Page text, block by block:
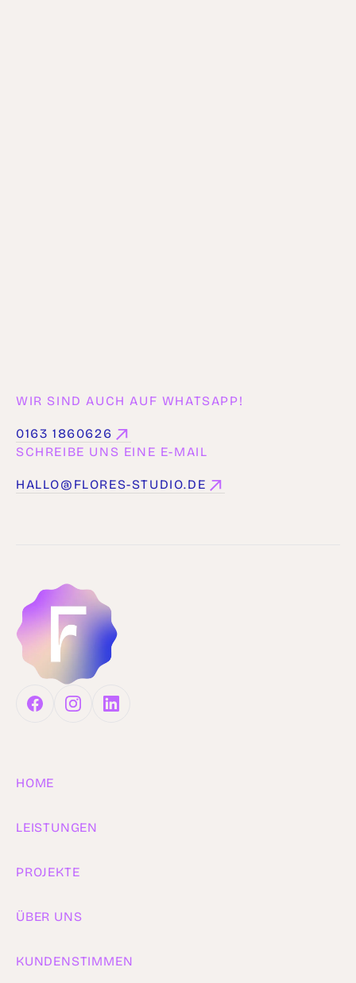
WIR SIND AUCH AUF WHATSAPP!
0163 1860626
0163 1860626
SCHREIBE UNS EINE E-MAIL
HALLO@FLORES-STUDIO.DE
HALLO@FLORES-STUDIO.DE
HOME
LEISTUNGEN
PROJEKTE
ÜBER UNS
KUNDENSTIMMEN